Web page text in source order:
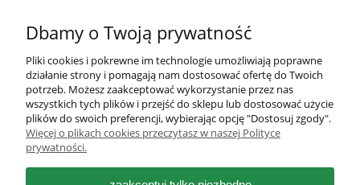
Pomoc
Moje konto
Płatności i dostawa
Dbamy o Twoją prywatność
Pliki cookies i pokrewne im technologie umożliwiają poprawne
działanie strony i pomagają nam dostosować ofertę do Twoich
potrzeb. Możesz zaakceptować wykorzystanie przez nas
wszystkich tych plików i przejść do sklepu lub dostosować użycie
plików do swoich preferencji, wybierając opcję "Dostosuj zgody".
Więcej o plikach cookies przeczytasz w naszej Polityce
prywatności.